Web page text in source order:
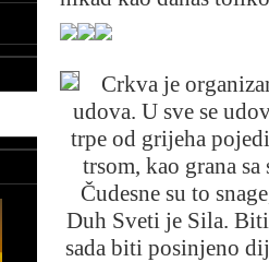
Crkva je
udova. U sve se
trpe od grijeha
trsom, kao grana
Čudesne su to
Duh Sveti je Sila.
sada biti posinjeno